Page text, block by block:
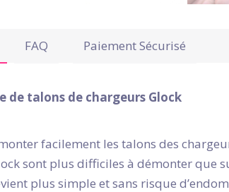
FAQ Paiement Sécurisé
de talons de chargeurs Glock
facilement les talons des
sont plus difficiles à démonter que
plus simple et sans risque